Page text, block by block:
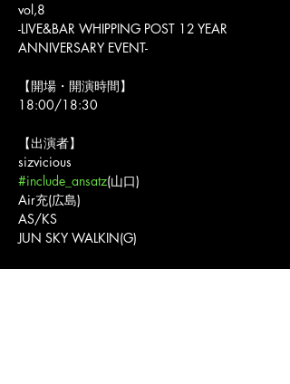
vol,8
-LIVE&BAR WHIPPING POST 12 YEAR
ANNIVERSARY EVENT-
【開場・開演時間】
18:00/18:30
【出演者】
sizvicious
#include_ansatz(山口)
Air充(広島)
AS/KS
JUN SKY WALKIN(G)